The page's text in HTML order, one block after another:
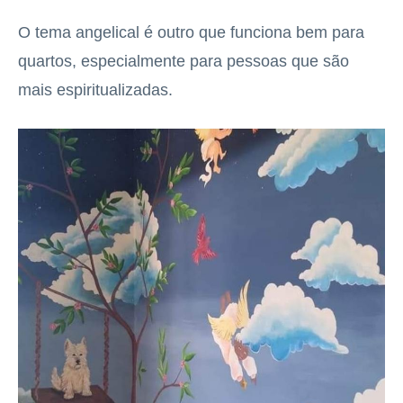
O tema angelical é outro que funciona bem para
quartos, especialmente para pessoas que são
mais espiritualizadas.